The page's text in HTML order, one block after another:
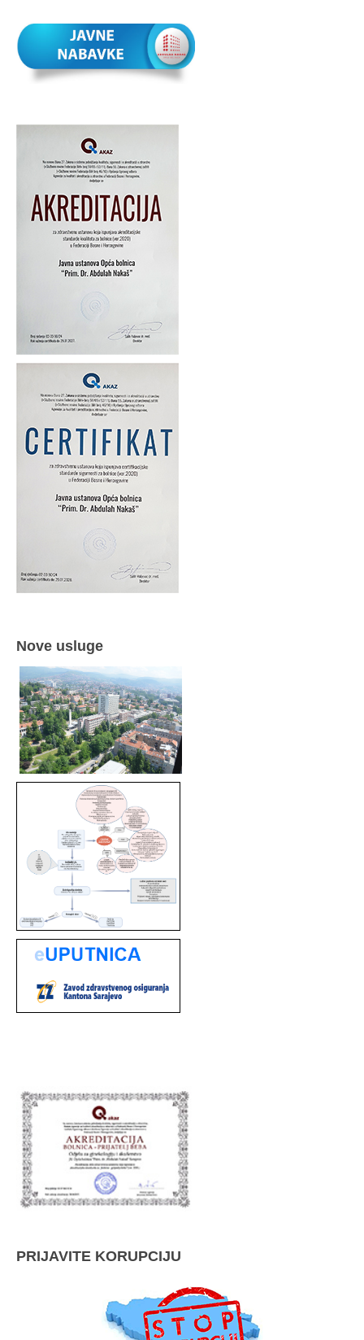
Nove usluge
PRIJAVITE KORUPCIJU